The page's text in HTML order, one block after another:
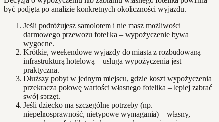
być podjęta po analizie konkretnych okoliczności wyjazdu.
Jeśli podróżujesz samolotem i nie masz możliwości
darmowego przewozu fotelika – wypożyczenie bywa
wygodne.
Krótkie, weekendowe wyjazdy do miasta z rozbudowaną
infrastrukturą hotelową – usługa wypożyczenia jest
praktyczna.
Dłuższy pobyt w jednym miejscu, gdzie koszt wypożyczenia
przekracza połowę wartości własnego fotelika – lepiej zabrać
swój sprzęt.
Jeśli dziecko ma szczególne potrzeby (np.
niepełnosprawność, nietypowe wymagania) – własny,